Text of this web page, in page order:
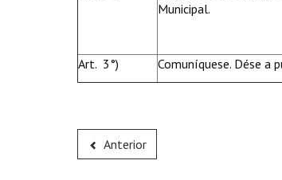
Municipal.
Art. 3°) Comuníquese. Dése a
Anterior